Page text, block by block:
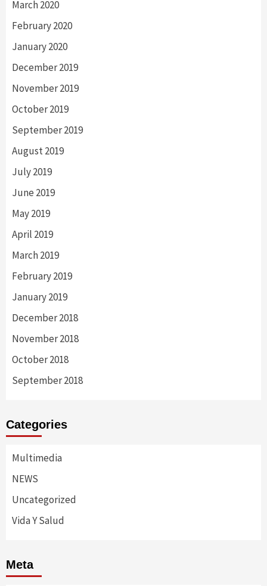
March 2020
February 2020
January 2020
December 2019
November 2019
October 2019
September 2019
August 2019
July 2019
June 2019
May 2019
April 2019
March 2019
February 2019
January 2019
December 2018
November 2018
October 2018
September 2018
Categories
Multimedia
NEWS
Uncategorized
Vida Y Salud
Meta